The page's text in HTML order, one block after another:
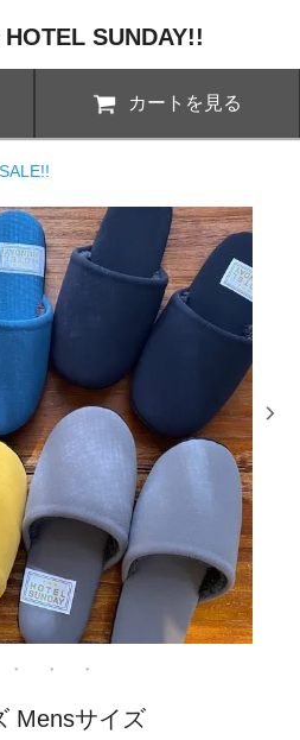
SUNDAY!!
カートを見る
SALE!!
Mensサイズ